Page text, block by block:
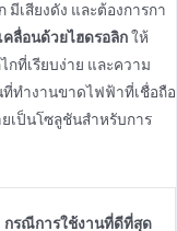
เสียงดัง และต้องการกา
ลื่อนด้วยไฮดรอลิกให้
กที่เรียบง่าย และความ
ที่ทํางานขาดไฟฟ้าที่เชื่อถือ
ยเป็นโซลูชันสําหรับการ
กรณีการใช้งานที่ดีที่สุด